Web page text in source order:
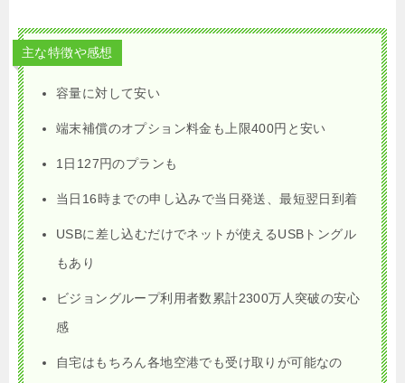
主な特徴や感想
容量に対して安い
端末補償のオプション料金も上限400円と安い
1日127円のプランも
当日16時までの申し込みで当日発送、最短翌日到着
USBに差し込むだけでネットが使えるUSBトングル
もあり
ビジョングループ利用者数累計2300万人突破の安心
感
自宅はもちろん各地空港でも受け取りが可能なの